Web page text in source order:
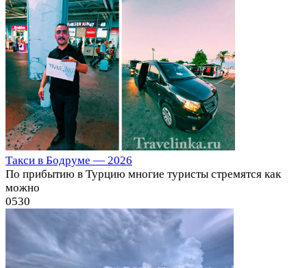
Такси в Бодруме — 2026
По прибытию в Турцию многие туристы стремятся как
можно
0530